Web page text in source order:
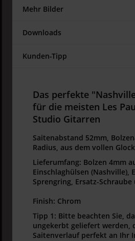
Mehr Bilder
Downloads
Kunden-Tipp
Das perfekte
für die meisten Les
Studio Gitarren
Saitenabstand 52mm,
Radius, aus dem vollen
Lieferumfang: Bolzen 4mm
Einschlaghülsen (Nashville),
Sprengring, Ersatz-
Finish: Chrom
Tipp 1: Bitte beachten Sie,
ungekerbt geliefert werden,
Saitenverlauf perfekt an Ihr